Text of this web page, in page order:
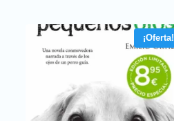
¡Oferta!